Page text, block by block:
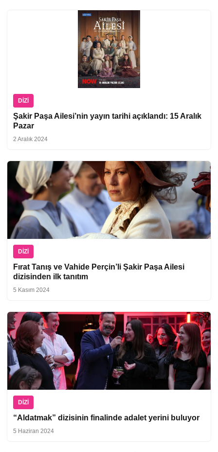
DIZI
Şakir Paşa Ailesi’nin yayın tarihi açıklandı: 15 Aralık
Pazar
2 Aralık 2024
DIZI
Fırat Tanış ve Vahide Perçin’li Şakir Paşa Ailesi
dizisinden ilk tanıtım
5 Kasım 2024
DIZI
“Aldatmak” dizisinin finalinde adalet yerini buluyor
5 Haziran 2024